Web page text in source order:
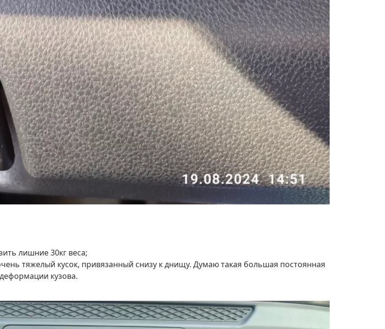
лишние 30кг веса;
тяжелый кусок, привязанный снизу к днищу. Думаю такая большая постоянная
кузова.